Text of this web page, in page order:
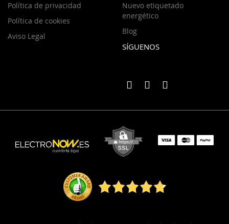
Política de privacidad
Política de cookies
Aviso Legal
Nuevo etiquetado
energético
Blog
SÍGUENOS